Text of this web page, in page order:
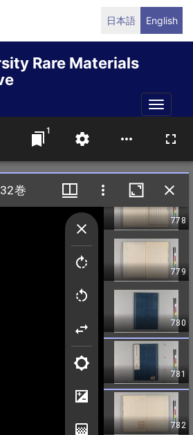
日本語 English
Rare Materials
Toggle